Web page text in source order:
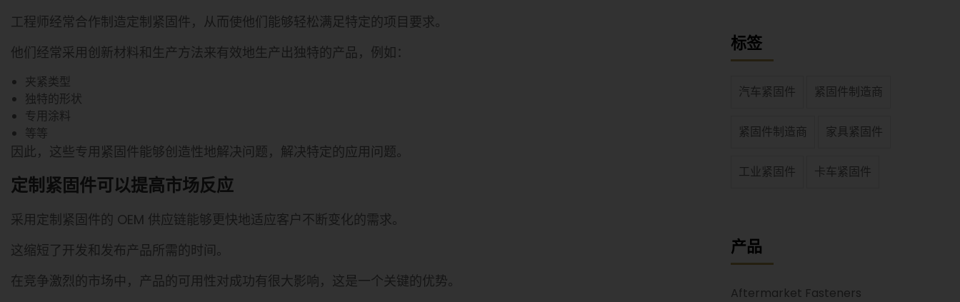
工程师经常合作制造定制紧固件，从而使他们能够轻松满足特定的项目要求。
他们经常采用创新材料和生产方法来有效地生产出独特的产品，例如：
夹紧类型
独特的形状
专用涂料
等等
因此，这些专用紧固件能够创造性地解决问题，解决特定的应用问题。
定制紧固件可以提高市场反应
采用定制紧固件的 OEM 供应链能够更快地适应客户不断变化的需求。
这缩短了开发和发布产品所需的时间。
在竞争激烈的市场中，产品的可用性对成功有很大影响，这是一个关键的优势。
标签
汽车紧固件 紧固件制造商
紧固件制造商 家具紧固件
工业紧固件 卡车紧固件
产品
Aftermarket Fasteners